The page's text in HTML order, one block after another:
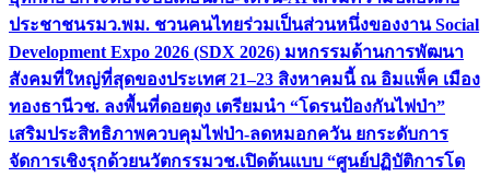
ประชาชนรมว.พม. ชวนคนไทยร่วมเป็นส่วนหนึ่งของงาน Social
Development Expo 2026 (SDX 2026) มหกรรมด้านการพัฒนา
สังคมที่ใหญ่ที่สุดของประเทศ 21–23 สิงหาคมนี้ ณ อิมแพ็ค เมือง
ทองธานีวช. ลงพื้นที่ดอยตุง เตรียมนำ “โดรนป้องกันไฟป่า”
เสริมประสิทธิภาพควบคุมไฟป่า-ลดหมอกควัน ยกระดับการ
จัดการเชิงรุกด้วยนวัตกรรมวช.เปิดต้นแบบ “ศูนย์ปฏิบัติการโด